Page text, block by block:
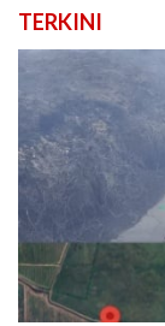
TERKINI